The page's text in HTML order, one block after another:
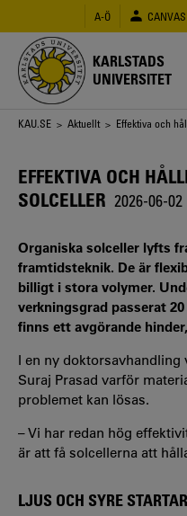
huvudinnehåll
A-Ö CANVAS
KARLSTADS
UNIVERSITET
Länkstig
KAU.SE > Aktuellt > Effektiva och
EFFEKTIVA OCH
SOLCELLER 2026-06-02
Organiska solceller lyfts
framtidsteknik. De är
billigt i stora volymer.
verkningsgrad passerat
finns ett avgörande
I en ny
Suraj Prasad varför
problemet kan lösas.
– Vi har redan hög
är att få solcellerna att
LJUS OCH SYRE